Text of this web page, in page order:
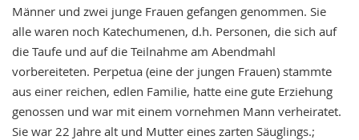
Männer und zwei junge Frauen gefangen genommen. Sie
alle waren noch Katechumenen, d.h. Personen, die sich auf
die Taufe und auf die Teilnahme am Abendmahl
vorbereiteten. Perpetua (eine der jungen Frauen) stammte
aus einer reichen, edlen Familie, hatte eine gute Erziehung
genossen und war mit einem vornehmen Mann verheiratet.
Sie war 22 Jahre alt und Mutter eines zarten Säuglings.;